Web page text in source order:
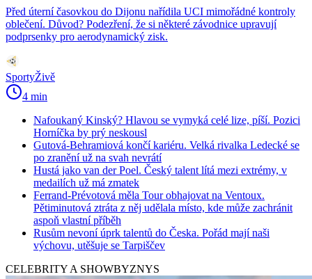
Před úterní časovkou do Dijonu nařídila UCI mimořádné kontroly
oblečení. Důvod? Podezření, že si některé závodnice upravují
podprsenky pro aerodynamický zisk.
SportyŽivě
4 min
Nafoukaný Kinský? Hlavou se vymyká celé lize, píší. Pozici
Horníčka by prý neskousl
Gutová-Behramiová končí kariéru. Velká rivalka Ledecké se
po zranění už na svah nevrátí
Hustá jako van der Poel. Český talent lítá mezi extrémy, v
medailích už má zmatek
Ferrand-Prévotová měla Tour obhajovat na Ventoux.
Pětiminutová ztráta z něj udělala místo, kde může zachránit
aspoň vlastní příběh
Rusům nevoní úprk talentů do Česka. Pořád mají naši
výchovu, utěšuje se Tarpiščev
CELEBRITY A SHOWBYZNYS